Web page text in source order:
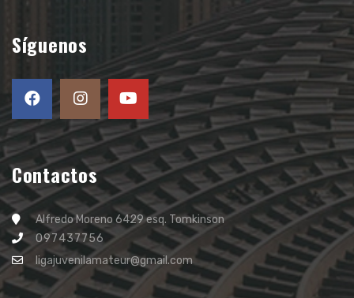
Síguenos
Contactos
Alfredo Moreno 6429 esq. Tomkinson
097437756
ligajuvenilamateur@gmail.com